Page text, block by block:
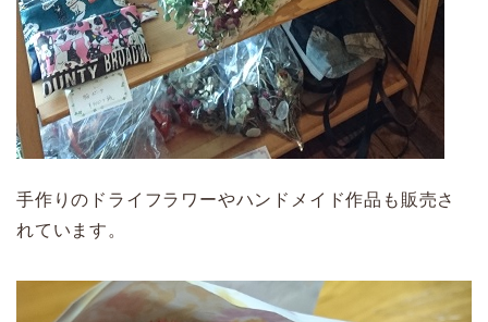
手作りのドライフラワーやハンドメイド作品も販売さ
れています。